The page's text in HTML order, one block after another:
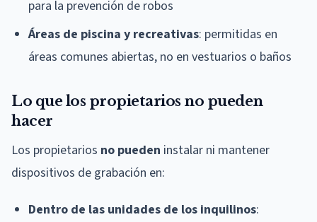
para la prevención de robos
Áreas de piscina y recreativas: permitidas en
áreas comunes abiertas, no en vestuarios o baños
Lo que los propietarios no pueden
hacer
Los propietarios no pueden instalar ni mantener
dispositivos de grabación en:
Dentro de las unidades de los inquilinos: